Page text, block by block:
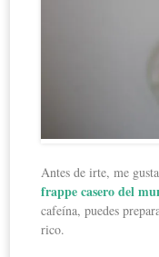
Antes de irte, me
frappe casero del
cafeína, puedes
rico.